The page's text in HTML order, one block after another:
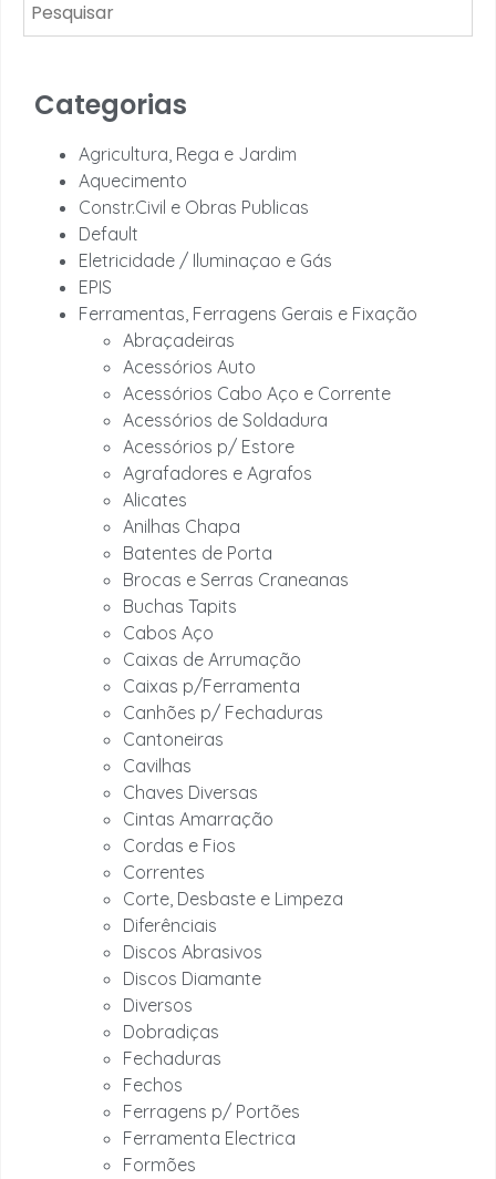
Categorias
Agricultura, Rega e Jardim
Aquecimento
Constr.Civil e Obras Publicas
Default
Eletricidade / Iluminaçao e Gás
EPIS
Ferramentas, Ferragens Gerais e Fixação
Abraçadeiras
Acessórios Auto
Acessórios Cabo Aço e Corrente
Acessórios de Soldadura
Acessórios p/ Estore
Agrafadores e Agrafos
Alicates
Anilhas Chapa
Batentes de Porta
Brocas e Serras Craneanas
Buchas Tapits
Cabos Aço
Caixas de Arrumação
Caixas p/Ferramenta
Canhões p/ Fechaduras
Cantoneiras
Cavilhas
Chaves Diversas
Cintas Amarração
Cordas e Fios
Correntes
Corte, Desbaste e Limpeza
Diferênciais
Discos Abrasivos
Discos Diamante
Diversos
Dobradiças
Fechaduras
Fechos
Ferragens p/ Portões
Ferramenta Electrica
Formões